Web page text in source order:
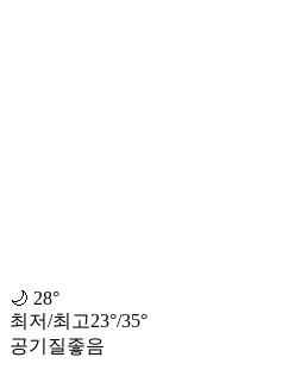
🌙 28°
최저/최고23°/35°
공기질좋음